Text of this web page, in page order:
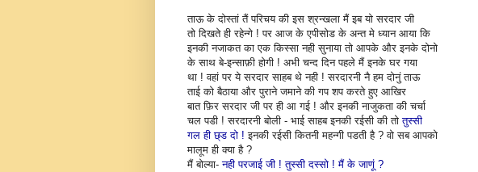
ताऊ के दोस्तां तैं परिचय की इस श्रन्खला मैं इब यो सरदार जी
तो दिखते ही रहेन्गे ! पर आज के एपीसोड के अन्त मे ध्यान आया कि
इनकी नजाकत का एक किस्सा नही सुनाया तो आपके और इनके दोनो
के साथ बे-इन्साफ़ी होगी ! अभी चन्द दिन पहले मैं इनके घर गया
था ! वहां पर ये सरदार साहब थे नही ! सरदारनी नै हम दोनुं ताऊ
ताई को बैठाया और पुराने जमाने की गप शप करते हुए आखिर
बात फ़िर सरदार जी पर ही आ गई ! और इनकी नाजुकता की चर्चा
चल पडी ! सरदारनी बोली - भाई साहब इनकी रईसी की तो तुस्सी
गल ही छ्ड दो ! इनकी रईसी कितनी महन्गी पडती है ? वो सब आपको
मालूम ही क्या है ?
मैं बोल्या-नही परजाई जी ! तुस्सी दस्सो ! मैं के जाणूं ?